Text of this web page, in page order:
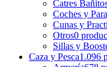
Catres
Coches y
Cunas y
Otros0
Sillas y
Caza y Pesca1.096